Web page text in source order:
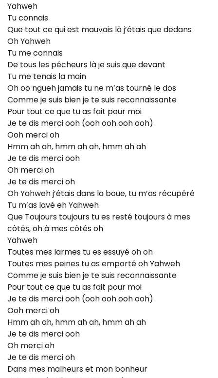
Yahweh
Tu connais
Que tout ce qui est mauvais là j’étais que dedans
Oh Yahweh
Tu me connais
De tous les pécheurs là je suis que devant
Tu me tenais la main
Oh oo ngueh jamais tu ne m’as tourné le dos
Comme je suis bien je te suis reconnaissante
Pour tout ce que tu as fait pour moi
Je te dis merci ooh (ooh ooh ooh ooh)
Ooh merci oh
Hmm ah ah, hmm ah ah, hmm ah ah
Je te dis merci ooh
Oh merci oh
Je te dis merci oh
Oh Yahweh j’étais dans la boue, tu m’as récupéré
Tu m’as lavé eh Yahweh
Que Toujours toujours tu es resté toujours à mes
côtés, oh à mes côtés oh
Yahweh
Toutes mes larmes tu es essuyé oh oh
Toutes mes peines tu as emporté oh Yahweh
Comme je suis bien je te suis reconnaissante
Pour tout ce que tu as fait pour moi
Je te dis merci ooh (ooh ooh ooh ooh)
Ooh merci oh
Hmm ah ah, hmm ah ah, hmm ah ah
Je te dis merci ooh
Oh merci oh
Je te dis merci oh
Dans mes malheurs et mon bonheur